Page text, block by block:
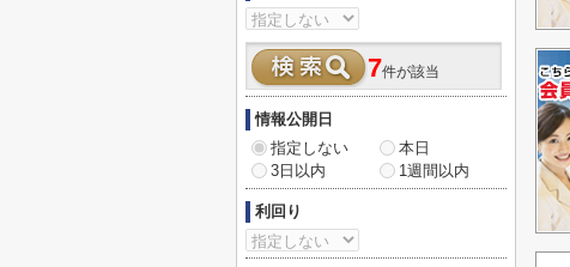
7件が該当
情報公開日
指定しない
本日
3日以内
1週間以内
利回り